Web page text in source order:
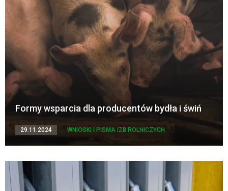
Formy wsparcia dla producentów bydła i świń
29.11.2024 WNIOSKI I PISMA IZB ROLNICZYCH